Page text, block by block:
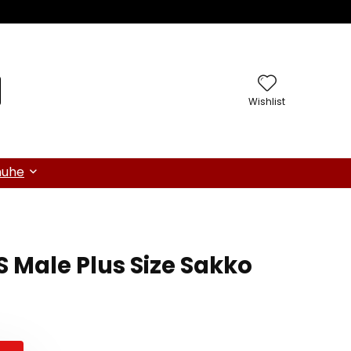
Wishlist
Male Plus Size Sakko